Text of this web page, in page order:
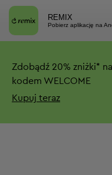
REMIX
Pobierz aplikację na
Zdobądź 20% zniżki*
kodem WELCOME
Kupuj teraz